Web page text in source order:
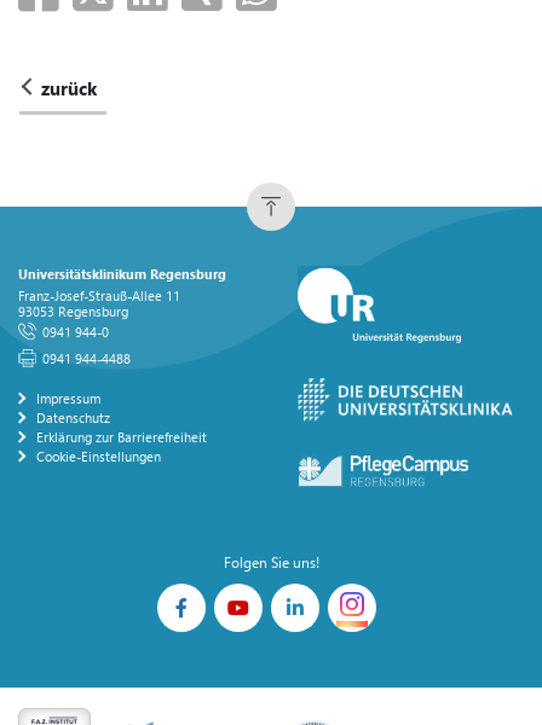
zurück
Universitätsklinikum Regensburg
Franz-Josef-Strauß-Allee 11
93053 Regensburg
0941 944-0
0941 944-4488
Impressum
Datenschutz
Erklärung zur Barrierefreiheit
Cookie-Einstellungen
Folgen Sie uns!